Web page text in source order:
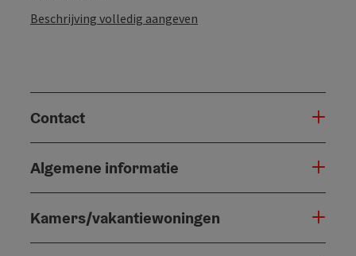
Beschrijving volledig aangeven
Contact
Algemene informatie
Kamers/vakantiewoningen